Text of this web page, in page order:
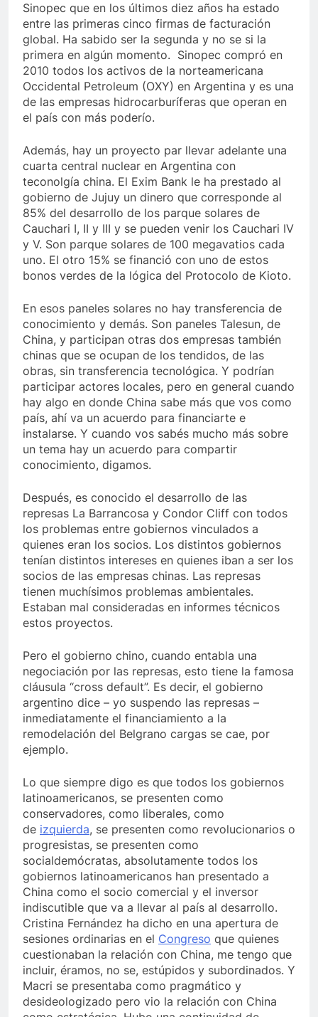
Sinopec que en los últimos diez años ha estado
entre las primeras cinco firmas de facturación
global. Ha sabido ser la segunda y no se si la
primera en algún momento. Sinopec compró en
2010 todos los activos de la norteamericana
Occidental Petroleum (OXY) en Argentina y es una
de las empresas hidrocarburíferas que operan en
el país con más poderío.
Además, hay un proyecto par llevar adelante una
cuarta central nuclear en Argentina con
teconolgía china. El Exim Bank le ha prestado al
gobierno de Jujuy un dinero que corresponde al
85% del desarrollo de los parque solares de
Cauchari I, II y III y se pueden venir los Cauchari IV
y V. Son parque solares de 100 megavatios cada
uno. El otro 15% se financió con uno de estos
bonos verdes de la lógica del Protocolo de Kioto.
En esos paneles solares no hay transferencia de
conocimiento y demás. Son paneles Talesun, de
China, y participan otras dos empresas también
chinas que se ocupan de los tendidos, de las
obras, sin transferencia tecnológica. Y podrían
participar actores locales, pero en general cuando
hay algo en donde China sabe más que vos como
país, ahí va un acuerdo para financiarte e
instalarse. Y cuando vos sabés mucho más sobre
un tema hay un acuerdo para compartir
conocimiento, digamos.
Después, es conocido el desarrollo de las
represas La Barrancosa y Condor Cliff con todos
los problemas entre gobiernos vinculados a
quienes eran los socios. Los distintos gobiernos
tenían distintos intereses en quienes iban a ser los
socios de las empresas chinas. Las represas
tienen muchísimos problemas ambientales.
Estaban mal consideradas en informes técnicos
estos proyectos.
Pero el gobierno chino, cuando entabla una
negociación por las represas, esto tiene la famosa
cláusula “cross default”. Es decir, el gobierno
argentino dice – yo suspendo las represas –
inmediatamente el financiamiento a la
remodelación del Belgrano cargas se cae, por
ejemplo.
Lo que siempre digo es que todos los gobiernos
latinoamericanos, se presenten como
conservadores, como liberales, como
de izquierda, se presenten como revolucionarios o
progresistas, se presenten como
socialdemócratas, absolutamente todos los
gobiernos latinoamericanos han presentado a
China como el socio comercial y el inversor
indiscutible que va a llevar al país al desarrollo.
Cristina Fernández ha dicho en una apertura de
sesiones ordinarias en el Congreso que quienes
cuestionaban la relación con China, me tengo que
incluir, éramos, no se, estúpidos y subordinados. Y
Macri se presentaba como pragmático y
desideologizado pero vio la relación con China